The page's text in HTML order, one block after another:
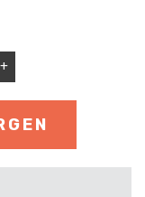
+